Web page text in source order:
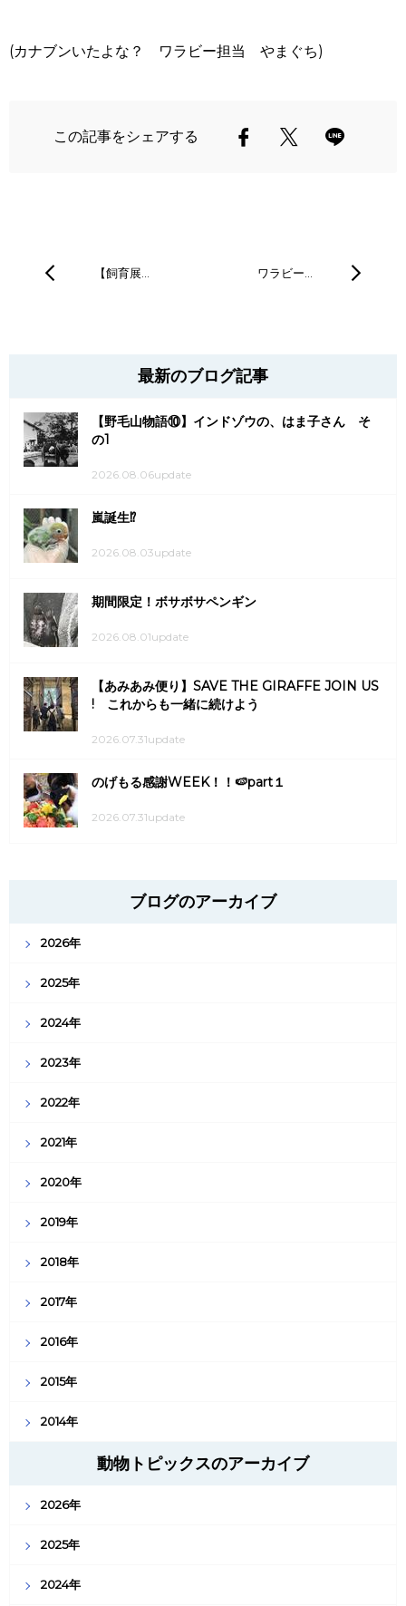
(カナブンいたよな？ ワラビー担当 やまぐち)
この記事をシェアする
【飼育展… ワラビー…
最新のブログ記事
【野毛山物語⑩】インドゾウの、はま子さん そ
の1
2026.08.06update
嵐誕生⁉
2026.08.03update
期間限定！ボサボサペンギン
2026.08.01update
【あみあみ便り】SAVE THE GIRAFFE JOIN US
! これからも一緒に続けよう
2026.07.31update
のげもる感謝WEEK！！🍉part１
2026.07.31update
ブログのアーカイブ
2026年
2025年
2024年
2023年
2022年
2021年
2020年
2019年
2018年
2017年
2016年
2015年
2014年
動物トピックスのアーカイブ
2026年
2025年
2024年